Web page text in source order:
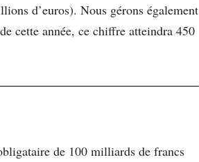
d’euros). Nous gérons également
cette année, ce chiffre atteindra 450
de 100 milliards de francs